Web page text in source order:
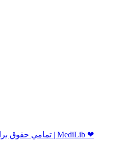
ﺗﻤﺎﻣﻲ ﺣﻘﻮﻕ ﺑﺮاﻱ ﻣﺪﻳﻠﻴﺐ ﻣﺤﻔﻮﻅ اﺳﺖ 2026 | MediLib ❤